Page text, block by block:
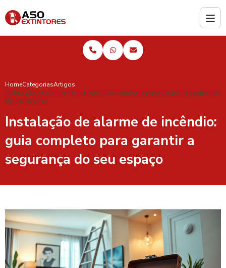
HomeCategoriasArtigos
Instalação de alarme de incêndio: guia completo para garantir a segurança
do seu espaço
Instalação de alarme de incêndio:
guia completo para garantir a
segurança do seu espaço